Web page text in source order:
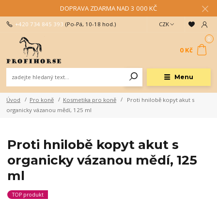
DOPRAVA ZDARMA NAD 3 000 KČ
Menu
CZK
+420 734 845 393 (Po-Pá, 10-18 hod.)
0
0 Kč
Úvod Pro koně Kosmetika pro koně
Proti hnilobě kopyt akut s
organicky vázanou mědí, 125 ml
Proti hnilobě kopyt akut s
organicky vázanou mědí, 125
ml
TOP produkt